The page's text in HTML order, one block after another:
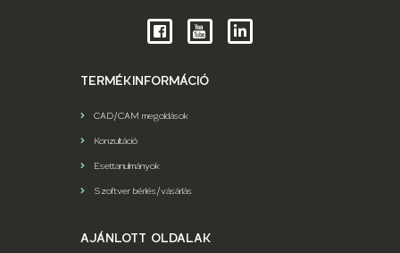
TERMÉKINFORMÁCIÓ
CAD/CAM megoldások
Konzultáció
Esettanulmányok
Szoftver bérlés/vásárlás
AJÁNLOTT OLDALAK